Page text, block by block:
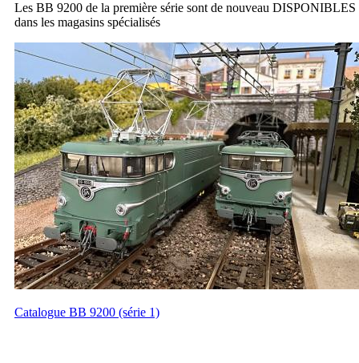
Les BB 9200 de la première série sont de nouveau DISPONIBLES
dans les magasins spécialisés
Catalogue BB 9200 (série 1)